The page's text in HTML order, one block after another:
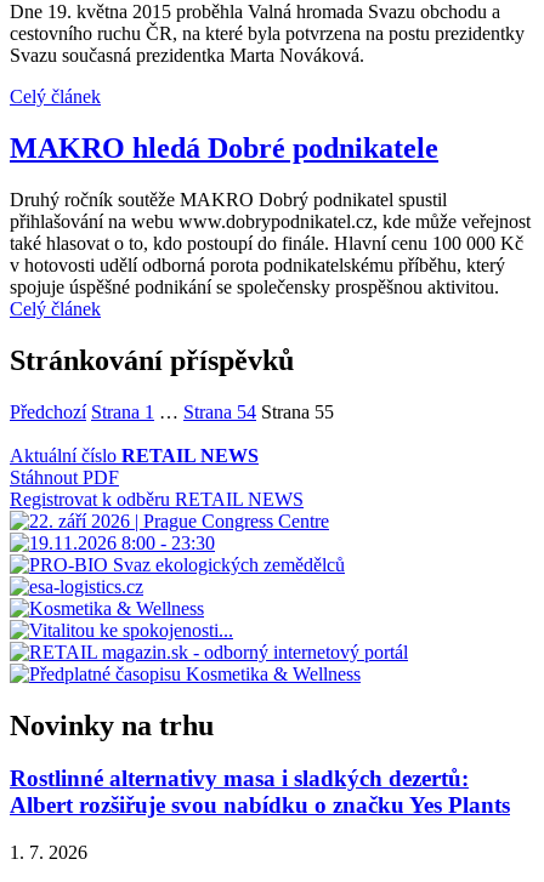
Dne 19. května 2015 proběhla Valná hromada Svazu obchodu a
cestovního ruchu ČR, na které byla potvrzena na postu prezidentky
Svazu současná prezidentka Marta Nováková.
Celý článek
MAKRO hledá Dobré podnikatele
Druhý ročník soutěže MAKRO Dobrý podnikatel spustil
přihlašování na webu www.dobrypodnikatel.cz, kde může veřejnost
také hlasovat o to, kdo postoupí do finále. Hlavní cenu 100 000 Kč
v hotovosti udělí odborná porota podnikatelskému příběhu, který
spojuje úspěšné podnikání se společensky prospěšnou aktivitou.
Celý článek
Stránkování příspěvků
Předchozí Strana 1 … Strana 54 Strana 55
Aktuální číslo RETAIL NEWS
Stáhnout PDF
Registrovat k odběru RETAIL NEWS
Novinky na trhu
Rostlinné alternativy masa i sladkých dezertů:
Albert rozšiřuje svou nabídku o značku Yes Plants
1. 7. 2026